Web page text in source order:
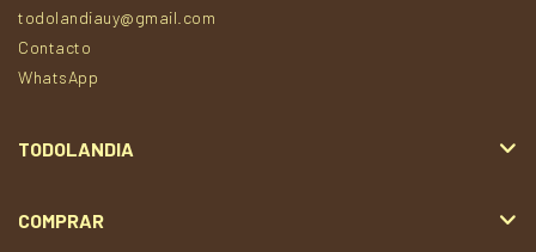
todolandiauy@gmail.com
Contacto
WhatsApp
TODOLANDIA
COMPRAR